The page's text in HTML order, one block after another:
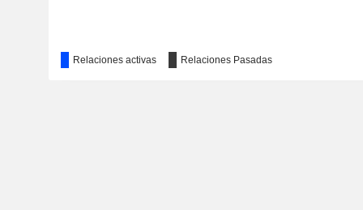
Relaciones activas Relaciones Pasadas